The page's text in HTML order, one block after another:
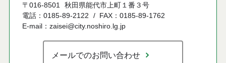
〒016-8501
秋田県能代市上町１番３号
電話：0185-89-2122
FAX：0185-89-1762
E-mail：zaisei@city.noshiro.lg.jp
メールでのお問い合わせ